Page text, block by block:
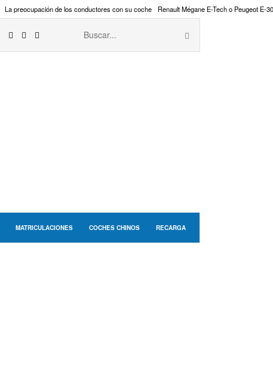
La preocupación de los conductores con su coche Renault Mégane E-Tech o Peugeot E-
MATRICULACIONES COCHES CHINOS RECARGA